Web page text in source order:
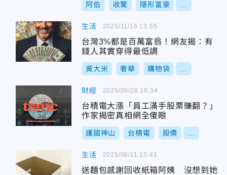
阿伯 收驚 隱形富豪
生活
台灣3%都是百萬富翁！網友揭：有
錢人其實穿得最低調
黃大米 奢華 購物袋
2025/11/16 13:55
財經
台積電大漲「員工滿手股票賺翻？」
作家揭密真相網全傻眼
護國神山 台積電 股價
2025/09/28 10:34
生活
送麵包感謝回收紙箱阿姨 沒想到她
2025/08/11 15:41